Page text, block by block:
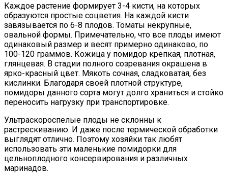
Каждое растение формирует 3-4 кисти, на которых
образуются простые соцветия. На каждой кисти
завязывается по 6-8 плодов. Томаты некрупные,
овальной формы. Примечательно, что все плоды имеют
одинаковый размер и весят примерно одинаково, по
100-120 граммов. Кожица у помидор крепкая, плотная,
глянцевая. В стадии полного созревания окрашена в
ярко-красный цвет. Мякоть сочная, сладковатая, без
кислинки. Благодаря своей плотной структуре,
помидоры данного сорта могут долго храниться и стойко
переносить нагрузку при транспортировке.
Ультраскороспелые плоды не склонны к
растрескиванию. И даже после термической обработки
выглядят отлично. Поэтому хозяйки так любят
использовать эти маленькие помидорки для
цельноплодного консервирования и различных
маринадов.